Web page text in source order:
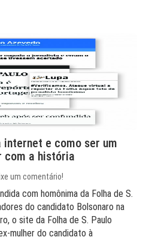
internet e como ser um
com a história
um comentário!
com homônima da Folha de S.
do candidato Bolsonaro na
o site da Folha de S. Paulo
mulher do candidato à